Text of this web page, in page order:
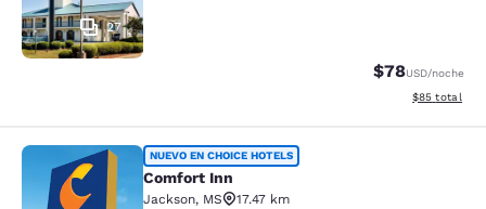
27
$78USD/noche
Ver detalles
$85 total
Comfort InnNUEVO EN CHOICE HOTELS
Comfort Inn
Jackson, MS
17.47 km